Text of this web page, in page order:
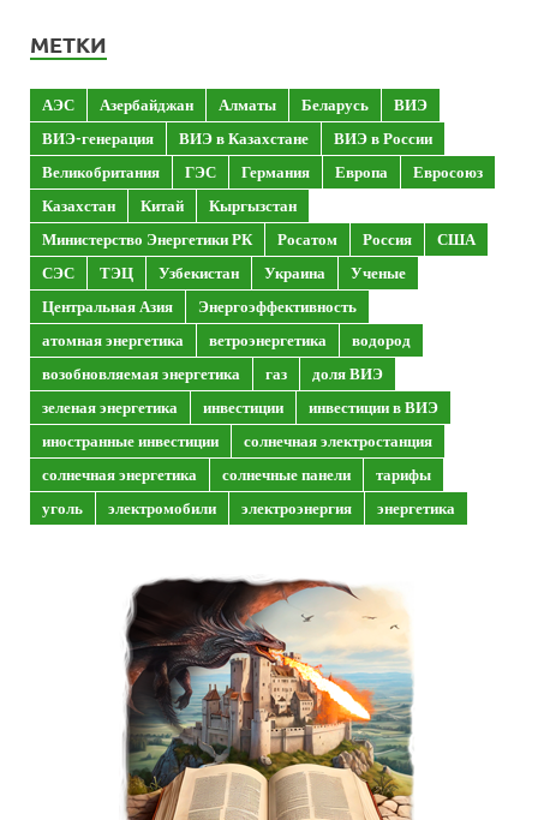
МЕТКИ
АЭС Азербайджан Алматы Беларусь
ВИЭ
ВИЭ-генерация
ВИЭ в Казахстане
ВИЭ в России
Великобритания
ГЭС Германия Европа
Евросоюз
Казахстан
Китай
Кыргызстан
Министерство Энергетики РК
Росатом Россия
США
СЭС
ТЭЦ Узбекистан Украина
Ученые
Центральная Азия
Энергоэффективность
атомная энергетика
ветроэнергетика
водород
возобновляемая энергетика
газ
доля ВИЭ
зеленая энергетика
инвестиции
инвестиции в ВИЭ
иностранные инвестиции
солнечная электростанция
солнечная энергетика
солнечные панели
тарифы
уголь
электромобили электроэнергия энергетика